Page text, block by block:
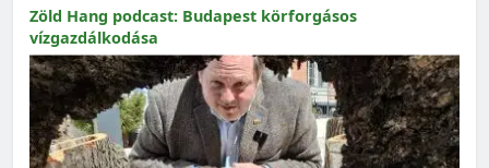
Zöld Hang podcast: Budapest körforgásos
vízgazdálkodása